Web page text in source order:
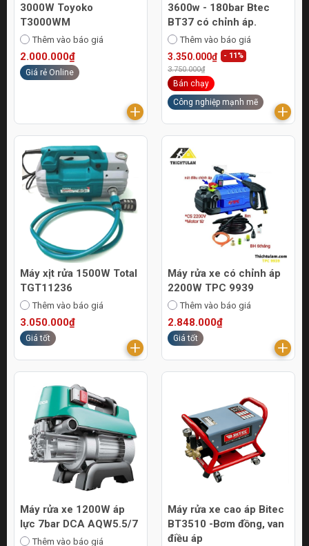
3000W Toyoko
T3000WM
Thêm vào báo giá
2.000.000₫
Giá rẻ Online
3600w - 180bar Btec
BT37 có chỉnh áp.
Thêm vào báo giá
3.350.000₫
3.750.000₫
- 11%
Bán chạy
Công nghiệp mạnh mẽ
Máy xịt rửa 1500W Total
TGT11236
Thêm vào báo giá
3.050.000₫
Giá tốt
Máy rửa xe có chỉnh áp
2200W TPC 9939
Thêm vào báo giá
2.848.000₫
Giá tốt
Máy rửa xe 1200W áp
lực 7bar DCA AQW5.5/7
Thêm vào báo giá
Máy rửa xe cao áp Bitec
BT3510 -Bơm đồng, van
điều áp